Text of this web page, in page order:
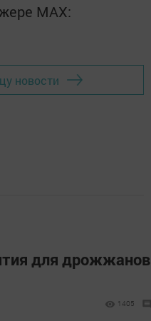
MАХ:
новости
для
1405